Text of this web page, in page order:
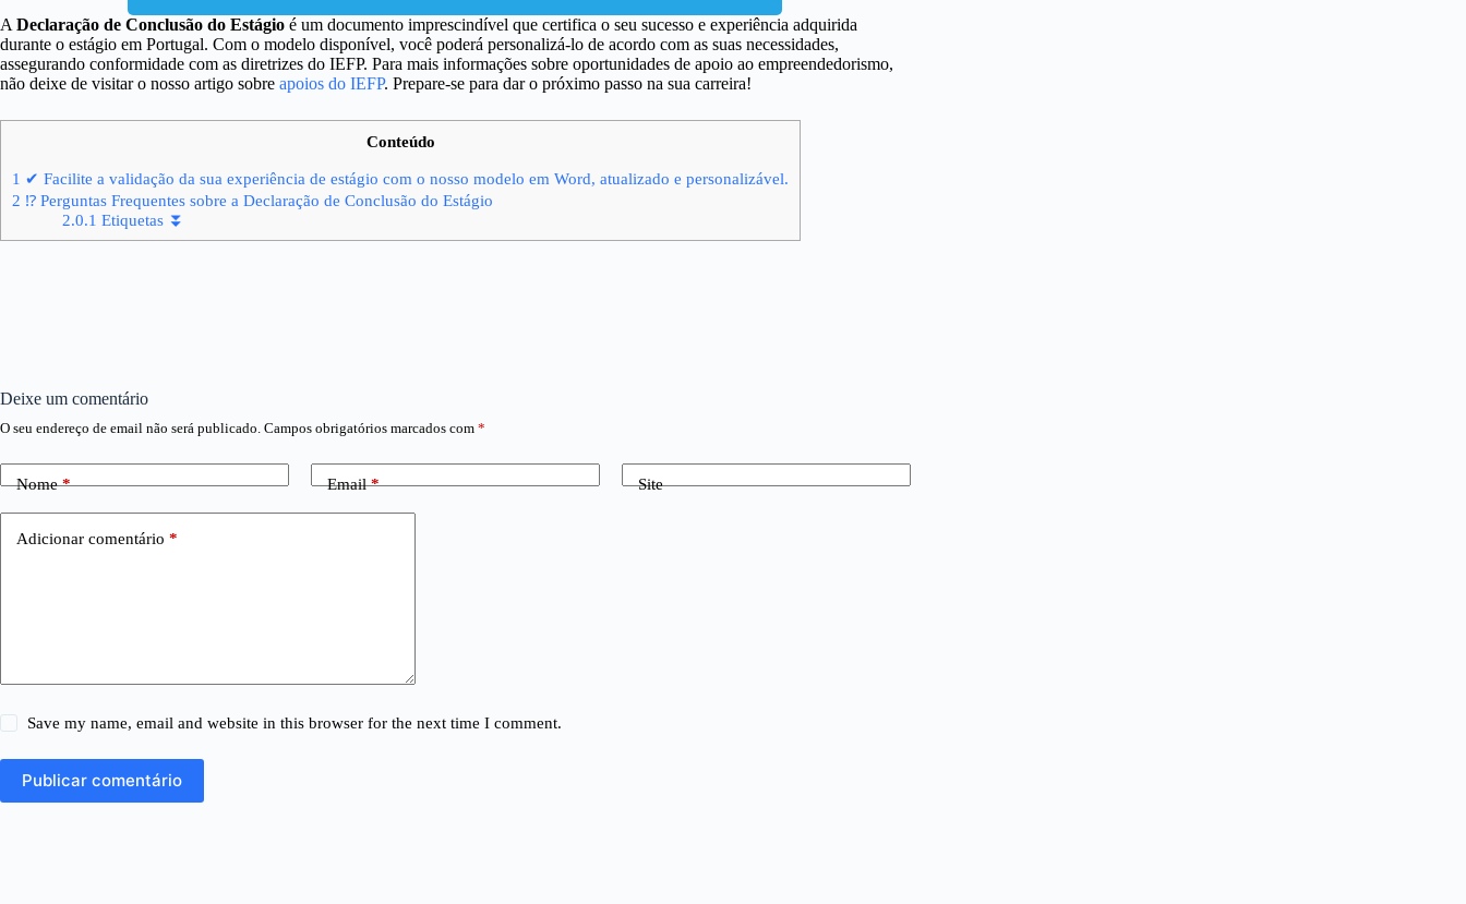
A Declaração de Conclusão do Estágio é um documento imprescindível que certifica o seu sucesso e experiência adquirida
durante o estágio em Portugal. Com o modelo disponível, você poderá personalizá-lo de acordo com as suas necessidades,
assegurando conformidade com as diretrizes do IEFP. Para mais informações sobre oportunidades de apoio ao empreendedorismo,
não deixe de visitar o nosso artigo sobre apoios do IEFP. Prepare-se para dar o próximo passo na sua carreira!
Conteúdo
1 ✔ Facilite a validação da sua experiência de estágio com o nosso modelo em Word, atualizado e personalizável.
2 ⁉ Perguntas Frequentes sobre a Declaração de Conclusão do Estágio
2.0.1 Etiquetas ⏬
Deixe um comentário
O seu endereço de email não será publicado. Campos obrigatórios marcados com *
Nome* Email* Site
Adicionar comentário *
Save my name, email and website in this browser for the next time I comment.
Publicar comentário